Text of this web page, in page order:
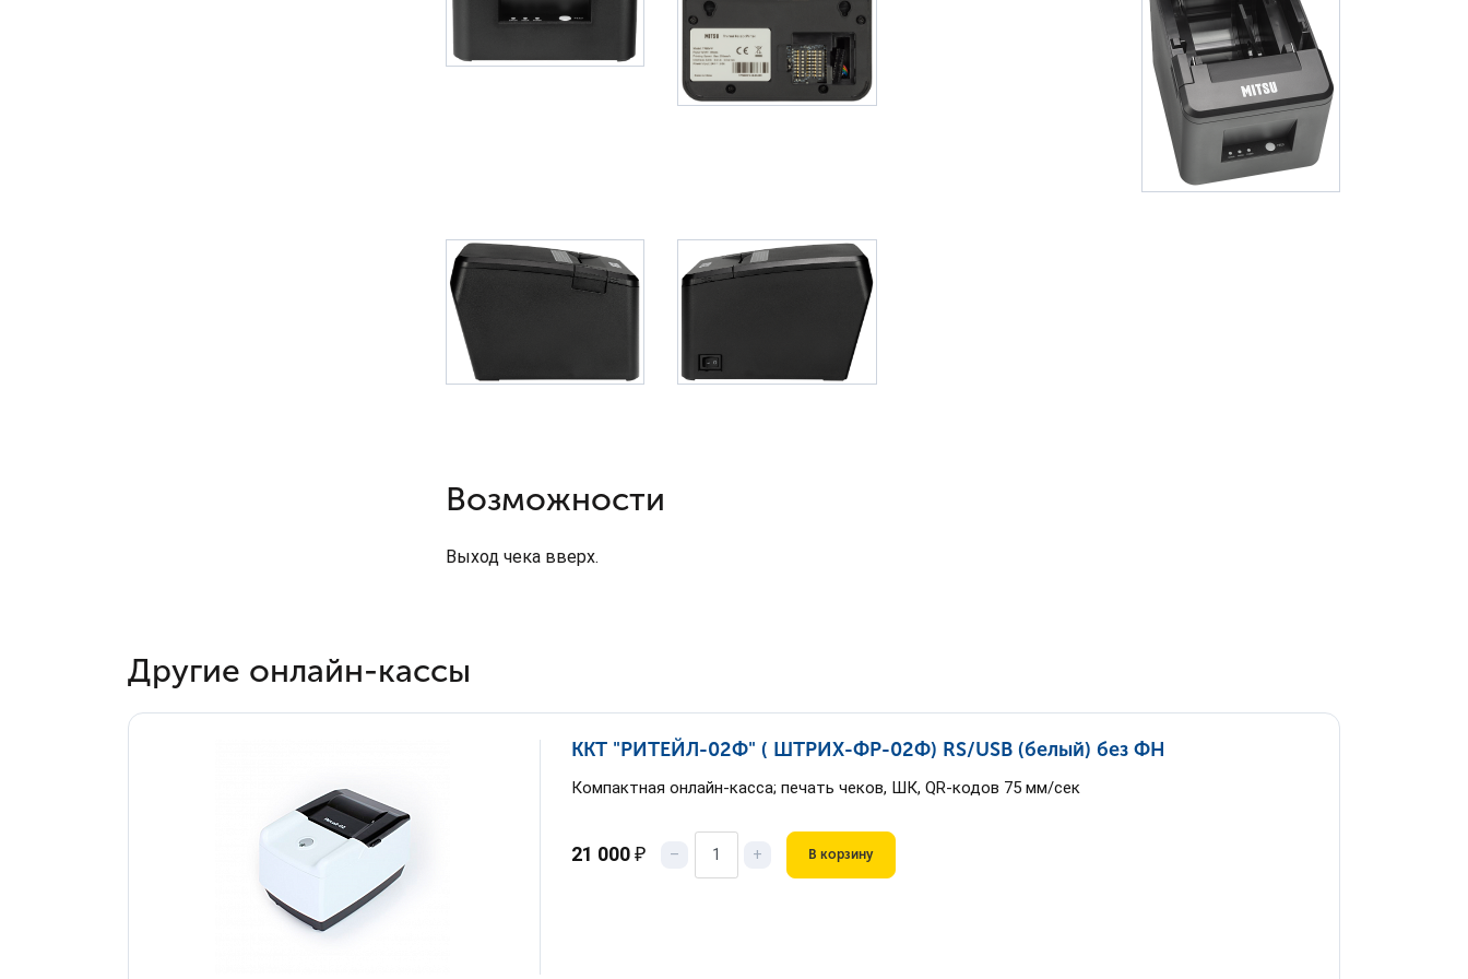
Возможности
Выход чека вверх.
Другие онлайн-кассы
ККТ "РИТЕЙЛ-02Ф" ( ШТРИХ-ФР-02Ф) RS/USB (белый) без ФН
Компактная онлайн-касса; печать чеков, ШК, QR-кодов 75 мм/сек
21 000₽ – + В корзину